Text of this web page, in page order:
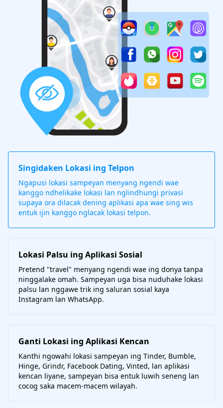
Singidaken Lokasi ing Telpon
Ngapusi lokasi sampeyan menyang ngendi wae
kanggo ndhelikake lokasi lan nglindhungi privasi
supaya ora dilacak dening aplikasi apa wae sing wis
entuk ijin kanggo nglacak lokasi telpon.
Lokasi Palsu ing Aplikasi Sosial
Pretend "travel" menyang ngendi wae ing donya tanpa
ninggalake omah. Sampeyan uga bisa nuduhake lokasi
palsu lan nggawe trik ing saluran sosial kaya
Instagram lan WhatsApp.
Ganti Lokasi ing Aplikasi Kencan
Kanthi ngowahi lokasi sampeyan ing Tinder, Bumble,
Hinge, Grindr, Facebook Dating, Vinted, lan aplikasi
kencan liyane, sampeyan bisa entuk luwih seneng lan
cocog saka macem-macem wilayah.